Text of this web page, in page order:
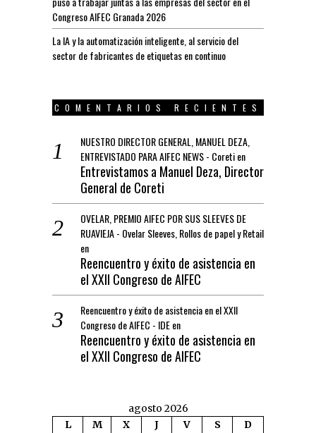
Congreso AIFEC Granada 2026
La IA y la automatización inteligente, al servicio del
sector de fabricantes de etiquetas en continuo
COMENTARIOS RECIENTES
NUESTRO DIRECTOR GENERAL, MANUEL DEZA,
ENTREVISTADO PARA AIFEC NEWS - Coretien
Entrevistamos a Manuel Deza, Director
General de Coreti
OVELAR, PREMIO AIFEC POR SUS SLEEVES DE
RUAVIEJA - Ovelar Sleeves, Rollos de papel y Retail
en
Reencuentro y éxito de asistencia en
el XXII Congreso de AIFEC
Reencuentro y éxito de asistencia en el XXII
Congreso de AIFEC - IDEen
Reencuentro y éxito de asistencia en
el XXII Congreso de AIFEC
agosto 2026
L
M X J V S
D